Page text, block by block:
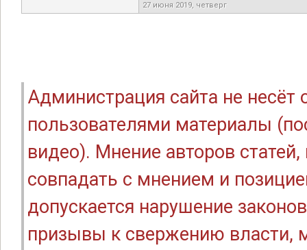
27 июня 2019, четверг
Администрация сайта не
пользователями материалы
видео). Мнение авторов
совпадать с мнением и
допускается нарушение
призывы к свержению власти,